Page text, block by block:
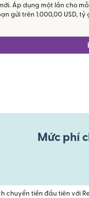
Áp dụng một lần cho
gửi trên 1.000,00 USD,
Mức phí
chuyển tiền đầu tiên với